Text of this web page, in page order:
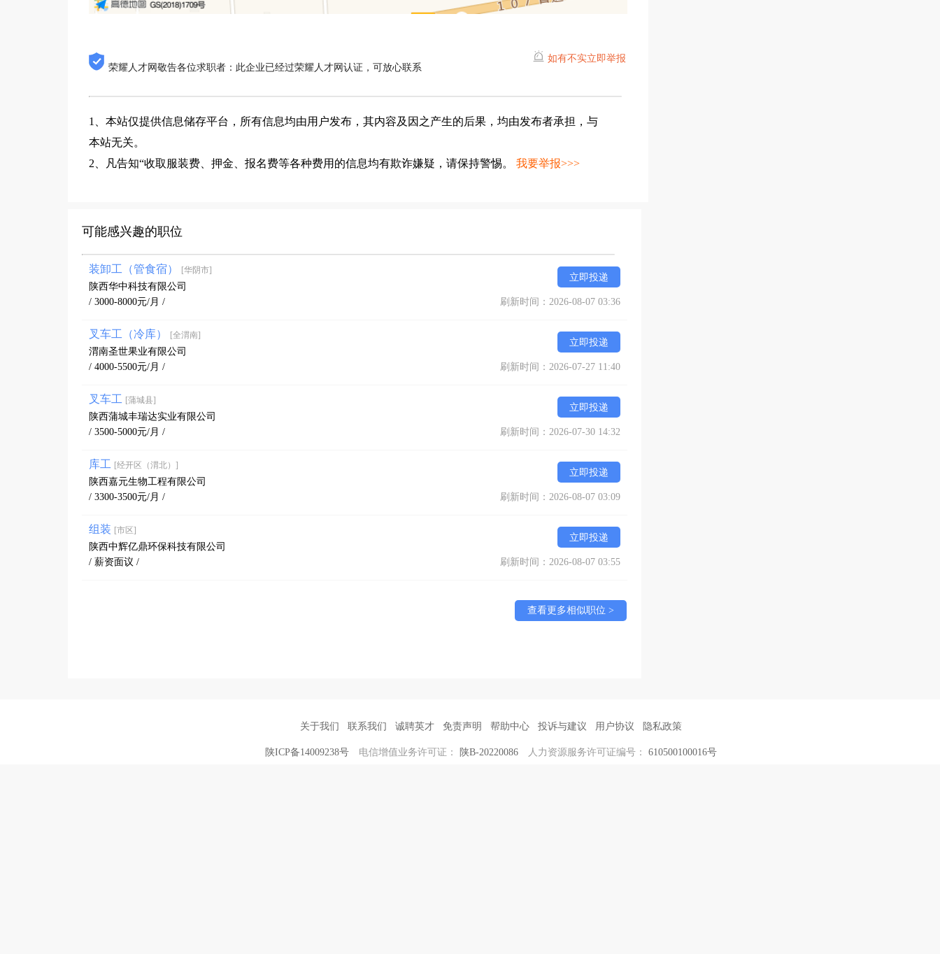
荣耀人才网敬告各位求职者：此企业已经过荣耀人才网认证，可放心联系
如有不实立即举报
1、本站仅提供信息储存平台，所有信息均由用户发布，其内容及因之产生的后果，均由发布者承担，与
本站无关。
2、凡告知“收取服装费、押金、报名费等各种费用的信息均有欺诈嫌疑，请保持警惕。 我要举报>>>
可能感兴趣的职位
装卸工（管食宿） [华阴市]
立即投递
陕西华中科技有限公司
/ 3000-8000元/月 /
刷新时间：2026-08-07 03:36
叉车工（冷库） [全渭南]
立即投递
渭南圣世果业有限公司
/ 4000-5500元/月 /
刷新时间：2026-07-27 11:40
叉车工 [蒲城县]
立即投递
陕西蒲城丰瑞达实业有限公司
/ 3500-5000元/月 /
刷新时间：2026-07-30 14:32
库工 [经开区（渭北）]
立即投递
陕西嘉元生物工程有限公司
/ 3300-3500元/月 /
刷新时间：2026-08-07 03:09
组装 [市区]
立即投递
陕西中辉亿鼎环保科技有限公司
/ 薪资面议 /
刷新时间：2026-08-07 03:55
查看更多相似职位 >
关于我们 联系我们 诚聘英才 免责声明 帮助中心 投诉与建议 用户协议 隐私政策
陕ICP备14009238号 电信增值业务许可证： 陕B-20220086 人力资源服务许可证编号： 610500100016号